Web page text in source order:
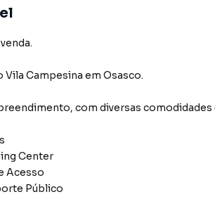
Vila Campesina em Osasco.
, com diversas comodidades
Center
Acesso
Público